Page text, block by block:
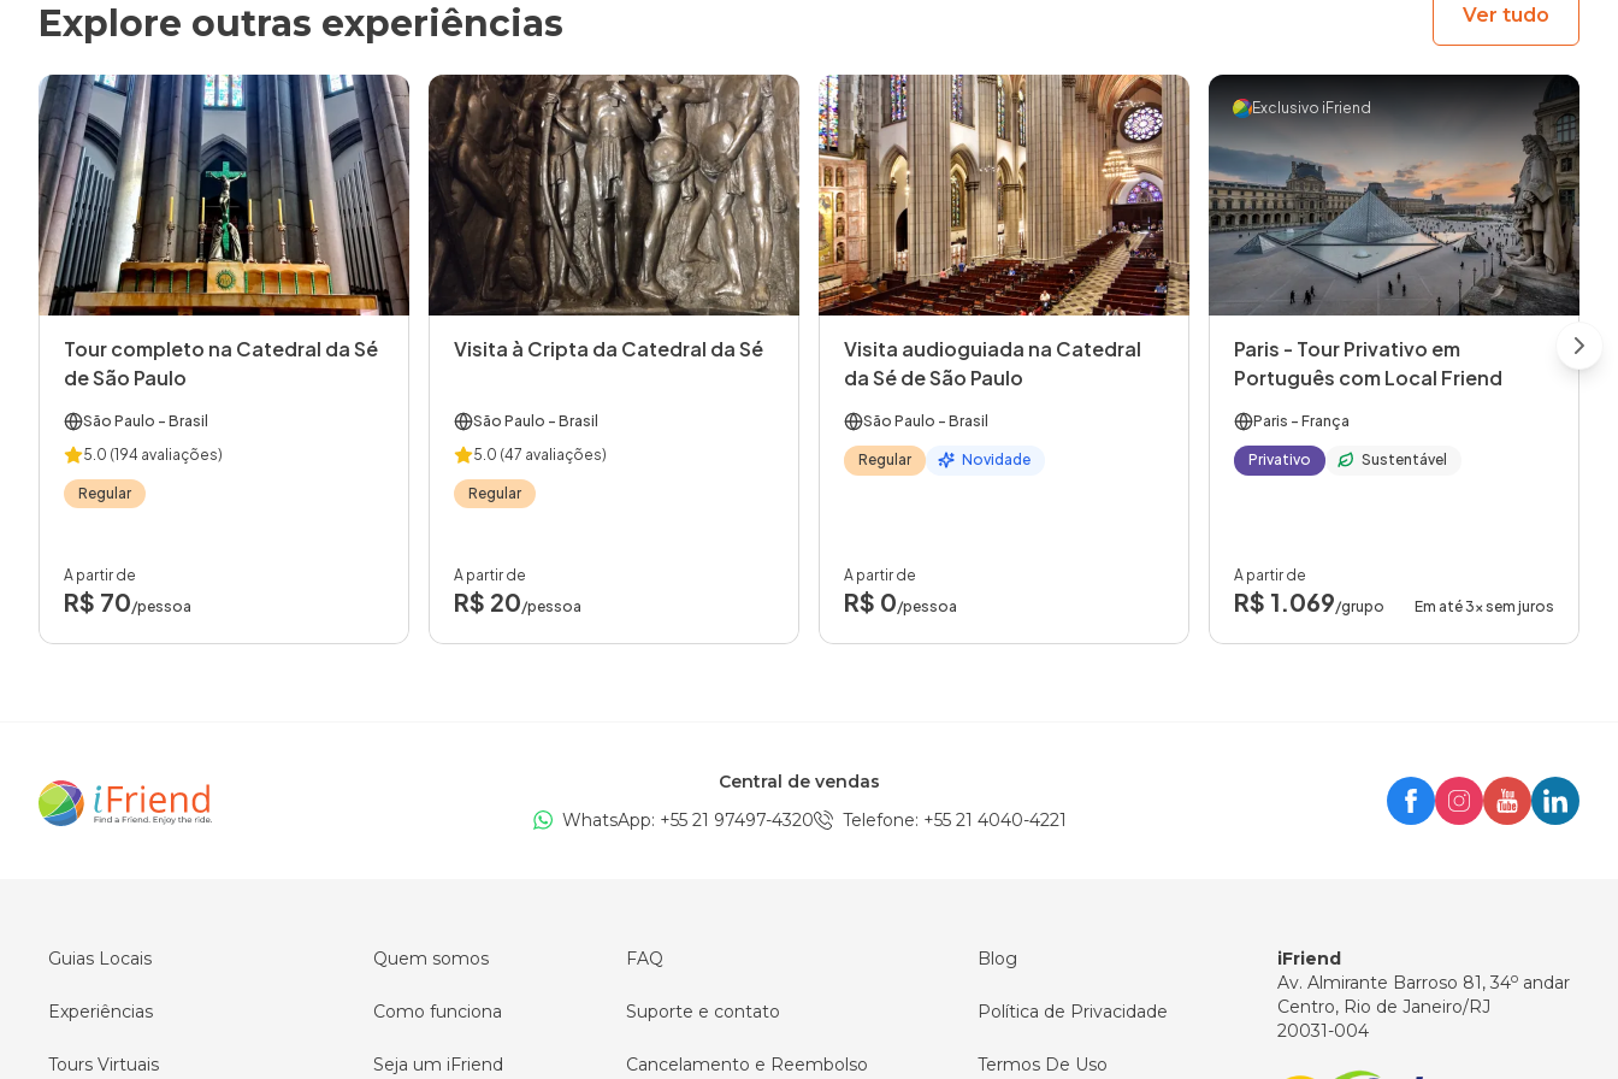
Explore outras experiências Ver tudo
Tour completo na Catedral da Sé
de São Paulo
São Paulo - Brasil
5.0 (194 avaliações)
Regular
A partir de
R$ 70/pessoa
Visita à Cripta da Catedral da Sé
São Paulo - Brasil
5.0 (47 avaliações)
Regular
A partir de
R$ 20/pessoa
Visita audioguiada na Catedral
da Sé de São Paulo
São Paulo - Brasil
Regular Novidade
A partir de
R$ 0/pessoa
Exclusivo iFriend
Paris - Tour Privativo em
Português com Local Friend
Paris - França
Privativo Sustentável
A partir de
R$ 1.069/grupo Em até 3x sem juros
Central de vendas
WhatsApp: +55 21 97497-4320 Telefone: +55 21 4040-4221
Guias Locais
Experiências
Tours Virtuais
Quem somos
Como funciona
Seja um iFriend
FAQ
Suporte e contato
Cancelamento e Reembolso
Blog
Política de Privacidade
Termos De Uso
iFriend
Av. Almirante Barroso 81, 34o andar
Centro, Rio de Janeiro/RJ
20031-004